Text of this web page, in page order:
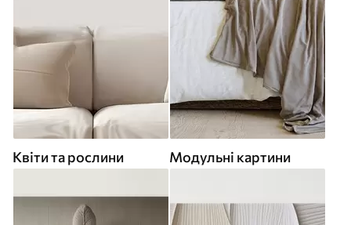
Квіти та рослини Модульні картини